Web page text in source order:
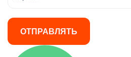
ОТПРАВЛЯТЬ